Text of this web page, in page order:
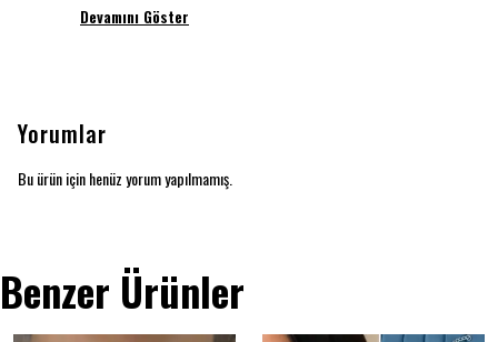
Devamını Göster
Yorumlar
Bu ürün için henüz yorum yapılmamış.
Benzer Ürünler